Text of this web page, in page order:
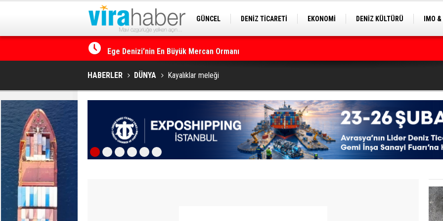
GÜNCEL DENİZ TİCARETİ EKONOMİ DENİZ KÜLTÜRÜ
IMO
Ege Denizi’nin En Büyük Mercan Ormanı
HABERLER DÜNYA Kayalıklar meleği